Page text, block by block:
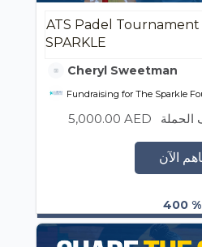
ATS Padel Tournament
SPARKLE
Cheryl Sweetman
Fundraising for The Sparkle
5,000.00 AED
الآن
400 %